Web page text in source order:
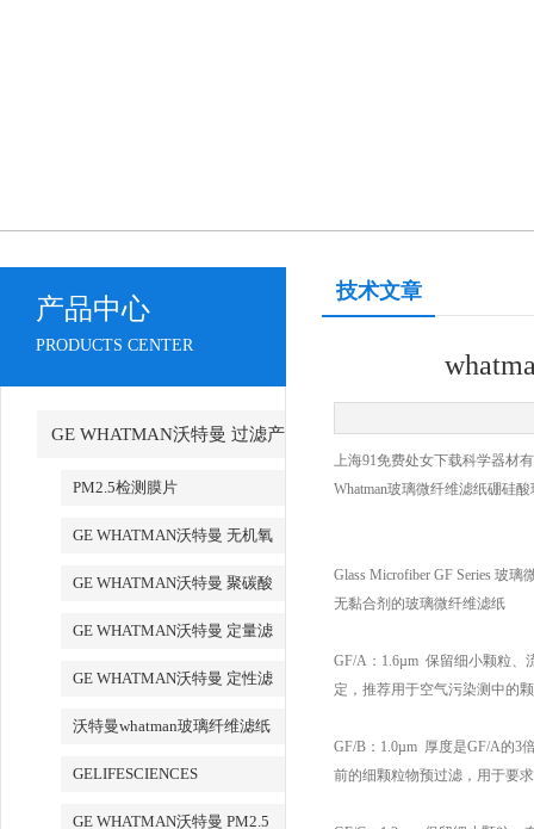
产品中心
PRODUCTS CENTER
GE WHATMAN沃特曼 过滤产
品代理PM2.5检测膜片
GE WHATMAN沃特曼 无机氧
GE WHATMAN沃特曼 聚碳酸
GE WHATMAN沃特曼 定量滤
GE WHATMAN沃特曼 定性滤
纸
沃特曼whatman玻璃纤维滤纸
GELIFESCIENCES
WHATMAN 转印记膜杂交膜
GE WHATMAN沃特曼 PM2.5
技术文章
上海91免费处女下载科学器材
Whatman玻璃微纤维滤纸硼硅
Glass Microfiber GF Series 玻璃
无黏合剂的玻璃微纤维滤纸
GF/A：1.6µm 保留细小颗粒、
定，推荐用于空气污染测中的
GF/B：1.0µm 厚度是GF/A的3
前的细颗粒物预过滤，用于要